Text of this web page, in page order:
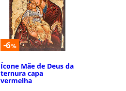
-6%
Ícone Mãe de Deus da
ternura capa
vermelha